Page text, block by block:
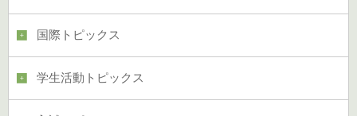
国際トピックス
学生活動トピックス